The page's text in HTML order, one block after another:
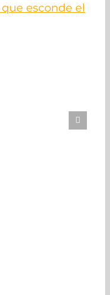
esconde el